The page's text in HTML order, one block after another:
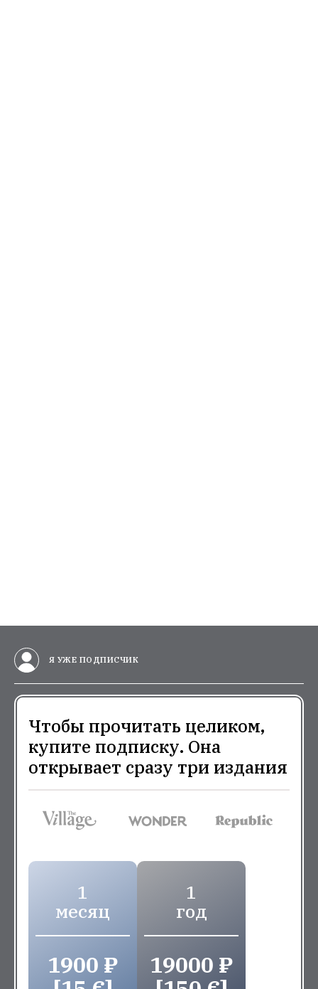
Я УЖЕ ПОДПИСЧИК
Чтобы прочитать целиком,
купите подписку. Она
открывает сразу три издания
1
месяц
1900 ₽
1
год
19000 ₽